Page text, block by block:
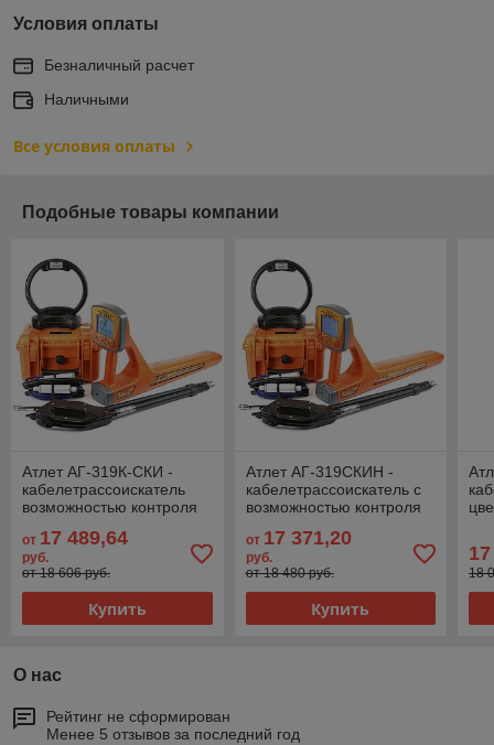
Условия оплаты
Безналичный расчет
Наличными
Все условия оплаты
Подобные товары компании
Атлет АГ-319К-СКИ -
кабелетрассоискатель
возможностью контроля
функцией GPS\ГЛОНАСС
от 17 489,64
руб.
от 18 606 руб.
Купить
Атлет АГ-319СКИН -
кабелетрассоискатель с
возможностью контроля
от 17 371,20
руб.
от 18 480 руб.
Купить
18
О нас
Рейтинг не сформирован
Менее 5 отзывов за последний год